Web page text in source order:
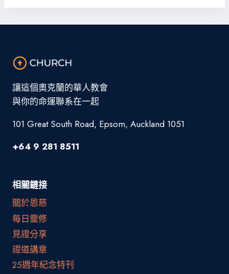
讓這個奧克蘭的華人教會
與你的命運聯系在一起
101 Great South Road, Epsom, Auckland 1051
+64 9 281 8511
相關鏈接
關於恩慈
每日靈修
見證分享
證道講章
25週年紀念特刊